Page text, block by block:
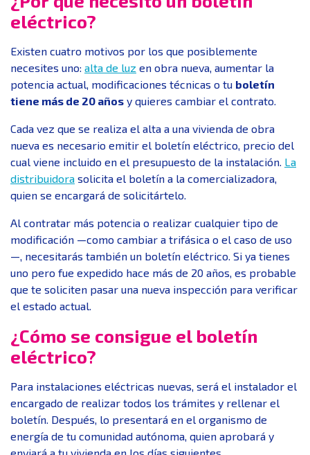
eléctrico?
Existen cuatro motivos por los que posiblemente
necesites uno: alta de luz en obra nueva, aumentar la
potencia actual, modificaciones técnicas o tu boletín
tiene más de 20 años y quieres cambiar el contrato.
Cada vez que se realiza el alta a una vivienda de obra
nueva es necesario emitir el boletín eléctrico, precio del
cual viene incluido en el presupuesto de la instalación. La
distribuidora solicita el boletín a la comercializadora,
quien se encargará de solicitártelo.
Al contratar más potencia o realizar cualquier tipo de
modificación —como cambiar a trifásica o el caso de uso
—, necesitarás también un boletín eléctrico. Si ya tienes
uno pero fue expedido hace más de 20 años, es probable
que te soliciten pasar una nueva inspección para verificar
el estado actual.
¿Cómo se consigue el boletín
eléctrico?
Para instalaciones eléctricas nuevas, será el instalador el
encargado de realizar todos los trámites y rellenar el
boletín. Después, lo presentará en el organismo de
energía de tu comunidad autónoma, quien aprobará y
enviará a tu vivienda en los días siguientes.